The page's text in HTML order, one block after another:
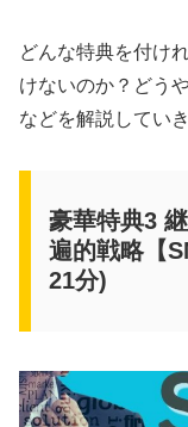
どんな特典を付け
けないのか？どう
などを解説していき
豪華特典3
遍的戦略【
21分)